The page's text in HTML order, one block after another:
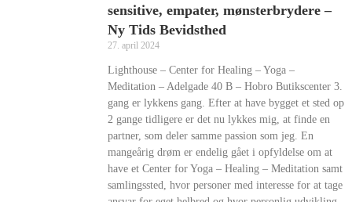
sensitive, empater, mønsterbrydere –
Ny Tids Bevidsthed
27. april 2024
Lighthouse – Center for Healing – Yoga –
Meditation – Adelgade 40 B – Hobro Butikscenter 3.
gang er lykkens gang. Efter at have bygget et sted op
2 gange tidligere er det nu lykkes mig, at finde en
partner, som deler samme passion som jeg. En
mangeårig drøm er endelig gået i opfyldelse om at
have et Center for Yoga – Healing – Meditation samt
samlingssted, hvor personer med interesse for at tage